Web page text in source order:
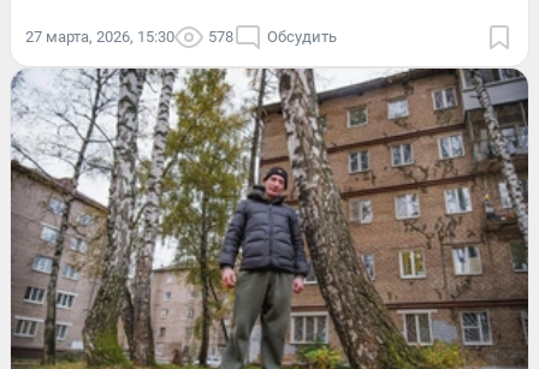
27 марта, 2026, 15:30 578 Обсудить